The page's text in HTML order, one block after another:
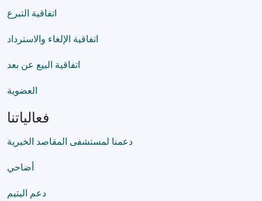
اتفاقية التبرع
اتفاقية الإلغاء والاسترداد
اتفاقية البيع عن بعد
العضوية
فعالياتنا
دعمنا لمستشفى المقاصد الخيرية
أضاحي
دعم اليتيم